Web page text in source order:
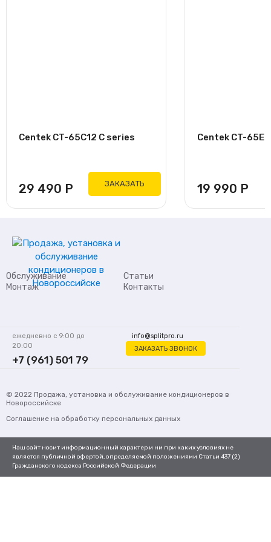
Centek CT-65C12 C series
29 490 Р ЗАКАЗАТЬ
Centek CT-
19 990 Р
Обслуживание
Монтаж
Статьи
Контакты
info@splitpro.ru
ЗАКАЗАТЬ ЗВОНОК
ежедневно с 9:00 до
20:00
+7 (961) 501 79
© 2022 Продажа, установка и обслуживание кондиционеров в
Новороссийске
Соглашение на обработку персональных данных
Наш сайт носит информационный характер и ни при каких условиях не
является публичной офертой, определяемой положениями Статьи 437 (2)
Гражданского кодекса Российской Федерации